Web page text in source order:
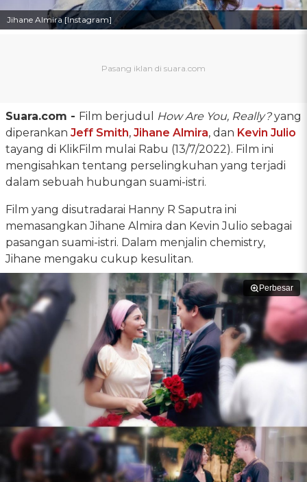
Jihane Almira [Instagram]
Suara.com - Film berjudul How Are You, Really?yang
diperankan Jeff Smith, Jihane Almira, dan Kevin Julio
tayang di KlikFilm mulai Rabu (13/7/2022). Film ini
mengisahkan tentang perselingkuhan yang terjadi
dalam sebuah hubungan suami-istri.
Film yang disutradarai Hanny R Saputra ini
memasangkan Jihane Almira dan Kevin Julio sebagai
pasangan suami-istri. Dalam menjalin chemistry,
Jihane mengaku cukup kesulitan.
Perbesar